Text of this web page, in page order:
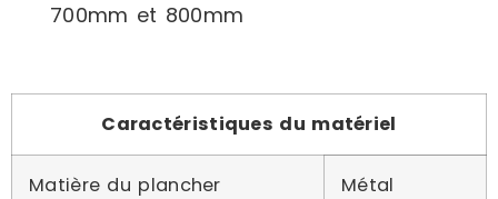
700mm et 800mm
Caractéristiques du matériel
Matière du plancher Métal